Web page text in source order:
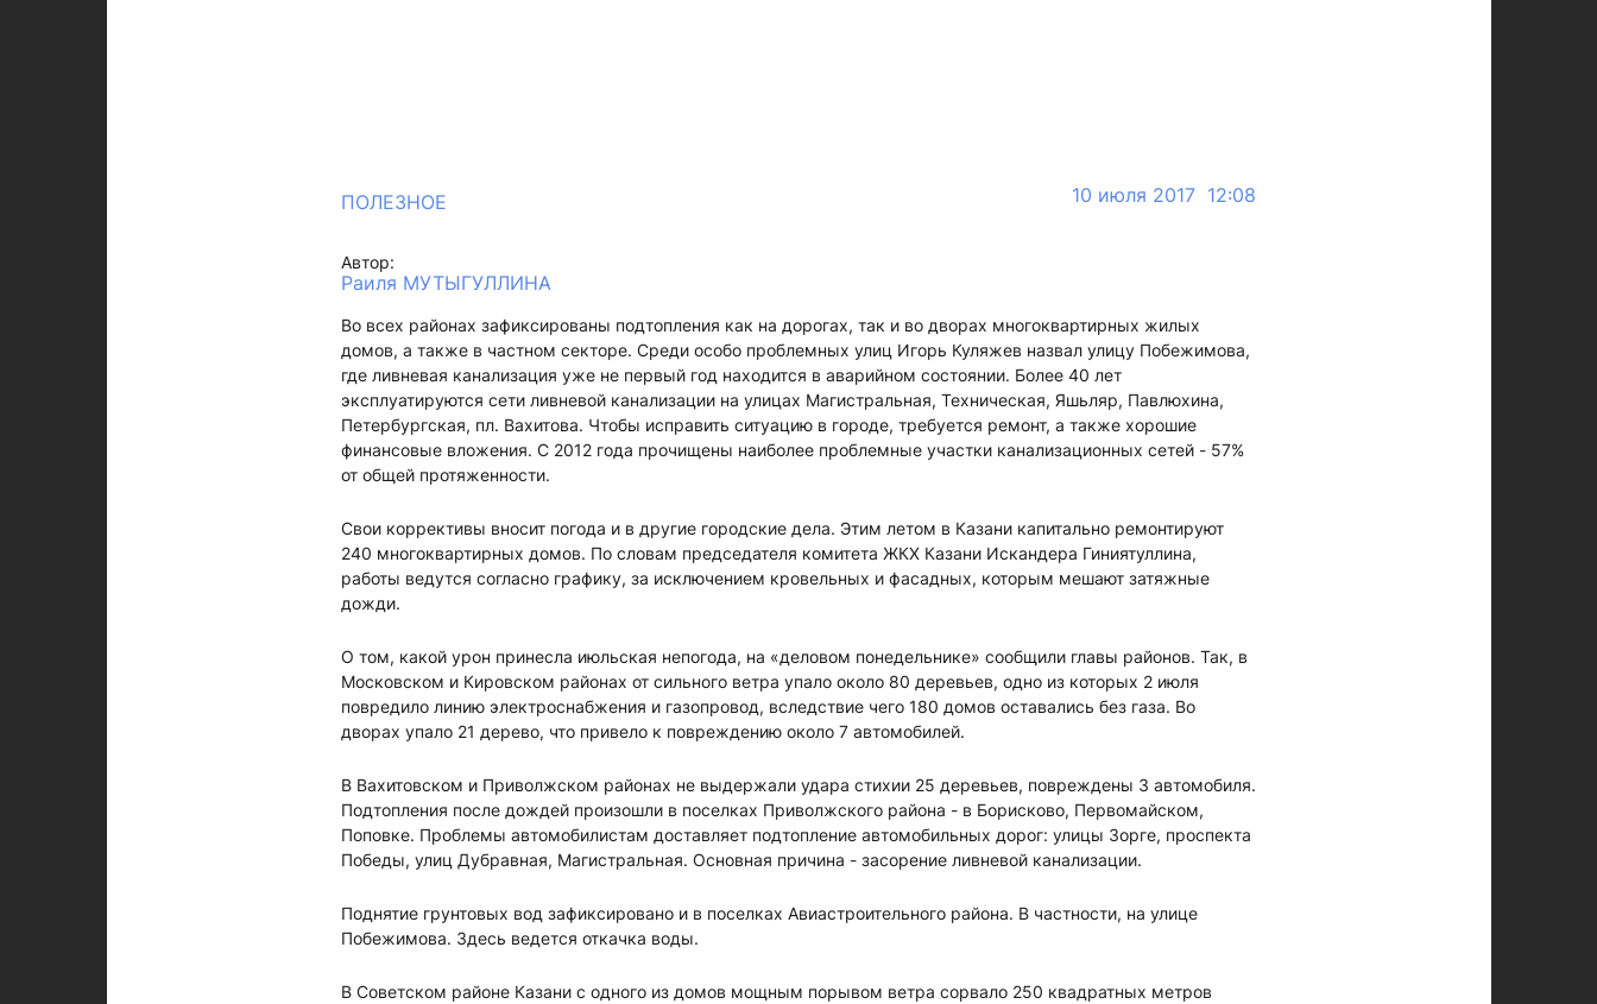
ПОЛЕЗНОЕ 10 июля 2017 12:08
Автор:
Раиля МУТЫГУЛЛИНА
Во всех районах зафиксированы подтопления как на дорогах, так и во дворах многоквартирных жилых
домов, а также в частном секторе. Среди особо проблемных улиц Игорь Куляжев назвал улицу Побежимова,
где ливневая канализация уже не первый год находится в аварийном состоянии. Более 40 лет
эксплуатируются сети ливневой канализации на улицах Магистральная, Техническая, Яшьляр, Павлюхина,
Петербургская, пл. Вахитова. Чтобы исправить ситуацию в городе, требуется ремонт, а также хорошие
финансовые вложения. С 2012 года прочищены наиболее проблемные участки канализационных сетей - 57%
от общей протяженности.
Свои коррективы вносит погода и в другие городские дела. Этим летом в Казани капитально ремонтируют
240 многоквартирных домов. По словам председателя комитета ЖКХ Казани Искандера Гиниятуллина,
работы ведутся согласно графику, за исключением кровельных и фасадных, которым мешают затяжные
дожди.
О том, какой урон принесла июльская непогода, на «деловом понедельнике» сообщили главы районов. Так, в
Московском и Кировском районах от сильного ветра упало около 80 деревьев, одно из которых 2 июля
повредило линию электроснабжения и газопровод, вследствие чего 180 домов оставались без газа. Во
дворах упало 21 дерево, что привело к повреждению около 7 автомобилей.
В Вахитовском и Приволжском районах не выдержали удара стихии 25 деревьев, повреждены 3 автомобиля.
Подтопления после дождей произошли в поселках Приволжского района - в Борисково, Первомайском,
Поповке. Проблемы автомобилистам доставляет подтопление автомобильных дорог: улицы Зорге, проспекта
Победы, улиц Дубравная, Магистральная. Основная причина - засорение ливневой канализации.
Поднятие грунтовых вод зафиксировано и в поселках Авиастроительного района. В частности, на улице
Побежимова. Здесь ведется откачка воды.
В Советском районе Казани с одного из домов мощным порывом ветра сорвало 250 квадратных метров